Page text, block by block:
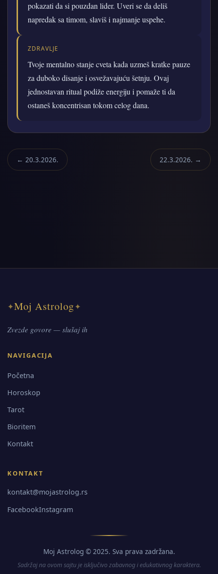
pokazati da si pouzdan lider. Uveri se da deliš
napredak sa timom, slaviš i najmanje uspehe.
ZDRAVLJE
Tvoje mentalno stanje cveta kada uzmeš kratke pauze
za duboko disanje i osvežavajuću šetnju. Ovaj
jednostavan ritual podiže energiju i pomaže ti da
ostaneš koncentrisan tokom celog dana.
← 20.3.2026. 22.3.2026. →
✦Moj Astrolog✦
Zvezde govore — slušaj ih
NAVIGACIJA
Početna
Horoskop
Tarot
Bioritem
Kontakt
KONTAKT
kontakt@mojastrolog.rs
FacebookInstagram
Moj Astrolog © 2025. Sva prava zadržana.
Sadržaj na ovom sajtu je isključivo zabavnog i edukativnog karaktera.